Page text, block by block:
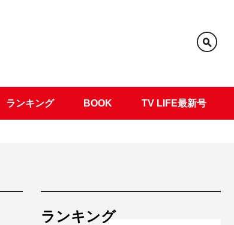
ランキング BOOK TV LIFE最新号
ランキング